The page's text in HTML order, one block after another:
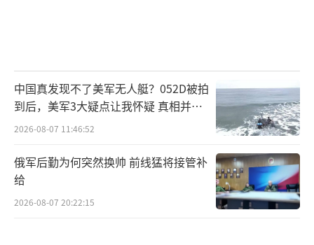
中国真发现不了美军无人艇？052D被拍
到后，美军3大疑点让我怀疑 真相并非
如此
2026-08-07 11:46:52
俄军后勤为何突然换帅 前线猛将接管补
给
2026-08-07 20:22:15